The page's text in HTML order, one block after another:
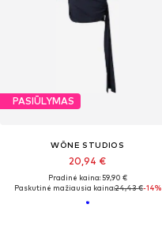
PASIŪLYMAS
WÔNE STUDIOS
20,94 €
Pradinė kaina: 59,90 €
Paskutinė mažiausia kaina:24,43 €-14%